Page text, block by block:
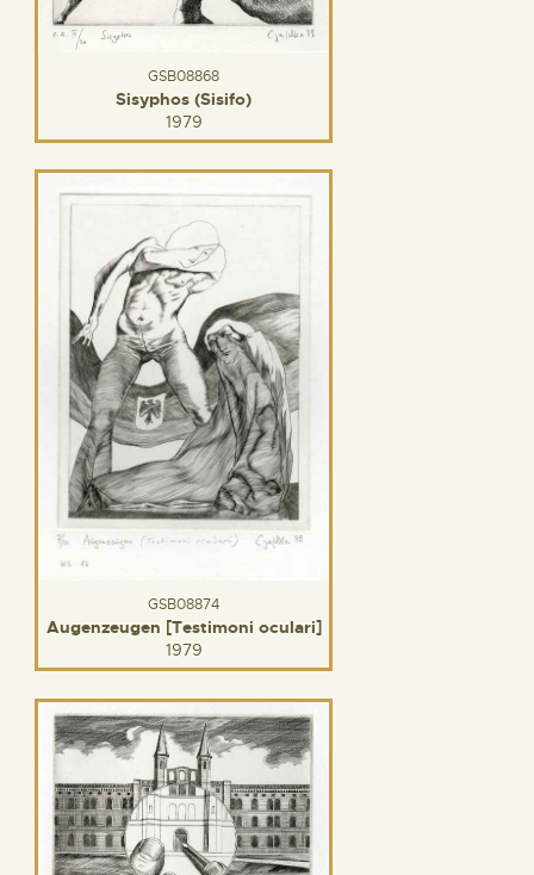
GSB08868
Sisyphos (Sisifo)
1979
GSB08874
Augenzeugen [Testimoni oculari]
1979